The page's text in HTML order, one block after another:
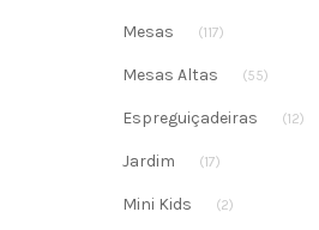
Mesas (117)
Mesas Altas (55)
Espreguiçadeiras (12)
Jardim (17)
Mini Kids (2)